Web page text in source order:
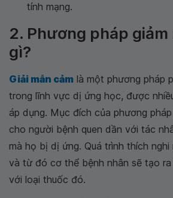
tính mạng.
2. Phương pháp giảm
gì?
Giải mẫn cảm là một phương pháp
trong lĩnh vực dị ứng học, được
áp dụng. Mục đích của phương
cho người bệnh quen dần với tác
mà họ bị dị ứng. Quá trình thích
và từ đó cơ thể bệnh nhân sẽ tạo
với loại thuốc đó.